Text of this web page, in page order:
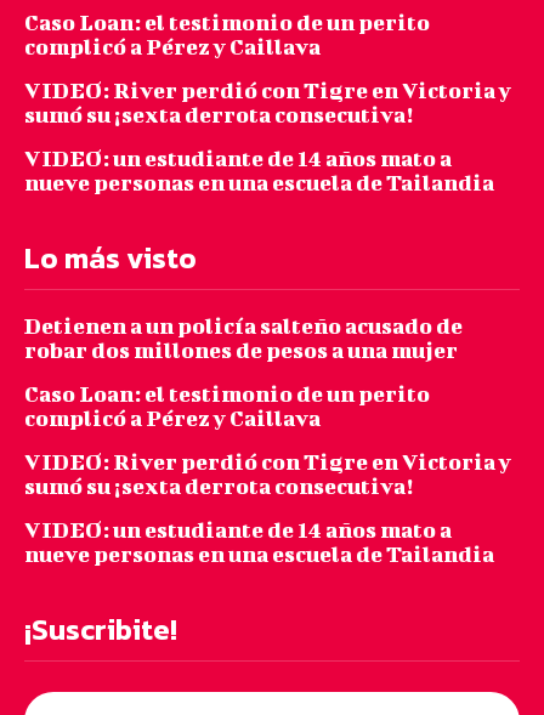
Caso Loan: el testimonio de un perito
complicó a Pérez y Caillava
VIDEO: River perdió con Tigre en Victoria y
sumó su ¡sexta derrota consecutiva!
VIDEO: un estudiante de 14 años mato a
nueve personas en una escuela de Tailandia
Lo más visto
Detienen a un policía salteño acusado de
robar dos millones de pesos a una mujer
Caso Loan: el testimonio de un perito
complicó a Pérez y Caillava
VIDEO: River perdió con Tigre en Victoria y
sumó su ¡sexta derrota consecutiva!
VIDEO: un estudiante de 14 años mato a
nueve personas en una escuela de Tailandia
¡Suscribite!